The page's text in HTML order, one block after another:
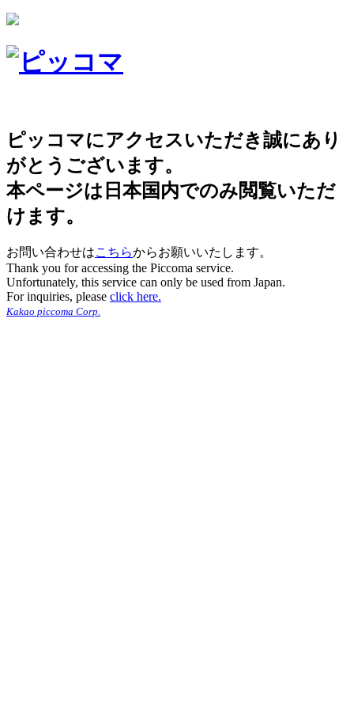
ピッコマにアクセスいただき誠にあり
がとうございます。
本ページは日本国内でのみ閲覧いただ
けます。
お問い合わせはこちらからお願いいたします。
Thank you for accessing the Piccoma service.
Unfortunately, this service can only be used from Japan.
For inquiries, please click here.
Kakao piccoma Corp.